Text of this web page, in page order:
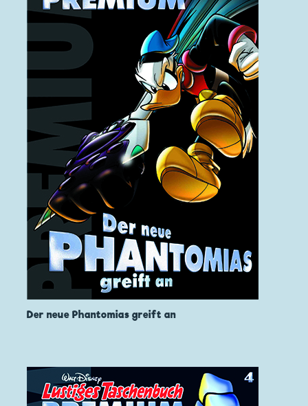
Der neue Phantomias greift an